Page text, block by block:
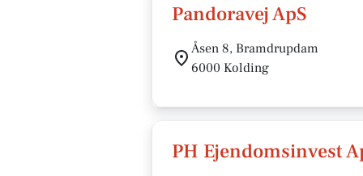
Pandoravej ApS
Åsen 8, Bramdrupdam
6000 Kolding
PH Ejendomsinvest